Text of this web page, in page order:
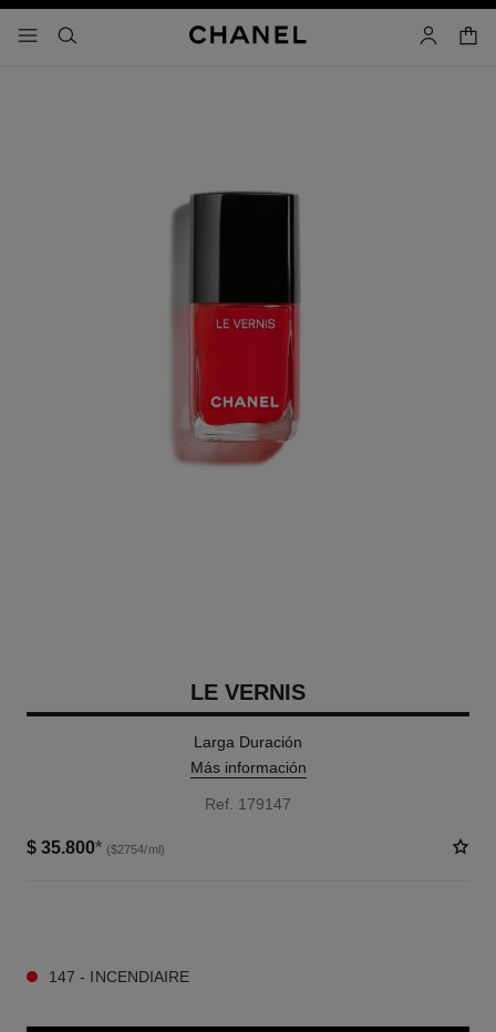
- navegación principal
buscar cuenta
LE VERNIS
Larga Duración
Más información
Ref. 179147
$ 35.800* ($2754/ml)
147 - INCENDIAIRE